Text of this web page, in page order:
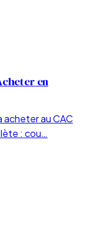
en
acheter au CAC
: cou…